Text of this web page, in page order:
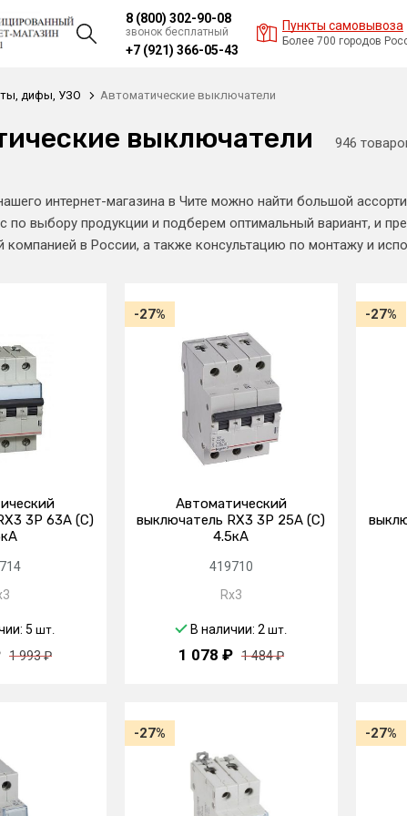
8 (800) 302-90-08
звонок бесплатный
+7 (921) 366-05-43
Пункты самовывоза
Более 700 городов
дифы, УЗО Автоматические выключатели
выключатели 946
интернет-магазина в Чите можно найти большой
по выбору продукции и подберем оптимальный вариант, и
компанией в России, а также консультацию по монтажу и
3P 63А (C)
5шт.
1 993 ₽
-27%
Автоматический
выключатель RX3 3P 25А (C)
4.5кА
419710
Rx3
В наличии: 2 шт.
1 078 ₽ 1 484 ₽
-27%
-27% -27%